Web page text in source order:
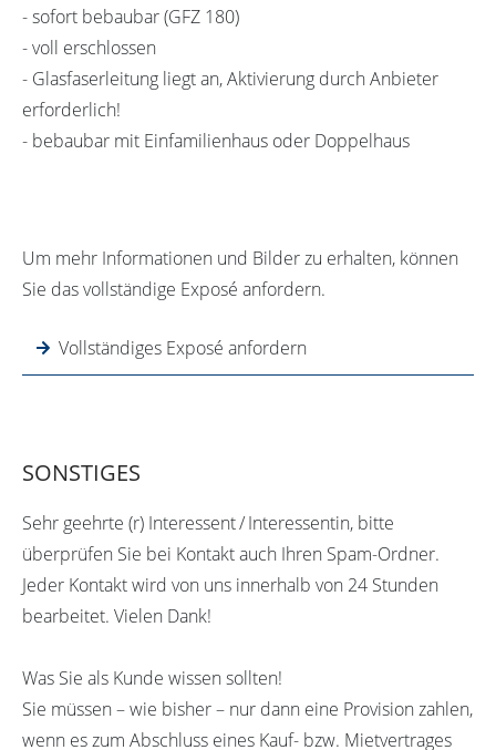
- sofort bebaubar (GFZ 180)
- voll erschlossen
- Glasfaserleitung liegt an, Aktivierung durch Anbieter
erforderlich!
- bebaubar mit Einfamilienhaus oder Doppelhaus
Um mehr Informationen und Bilder zu erhalten, können
Sie das vollständige Exposé anfordern.
Vollständiges Exposé anfordern
SONSTIGES
Sehr geehrte (r) Interessent / Interessentin, bitte
überprüfen Sie bei Kontakt auch Ihren Spam-Ordner.
Jeder Kontakt wird von uns innerhalb von 24 Stunden
bearbeitet. Vielen Dank!
Was Sie als Kunde wissen sollten!
Sie müssen – wie bisher – nur dann eine Provision zahlen,
wenn es zum Abschluss eines Kauf- bzw. Mietvertrages